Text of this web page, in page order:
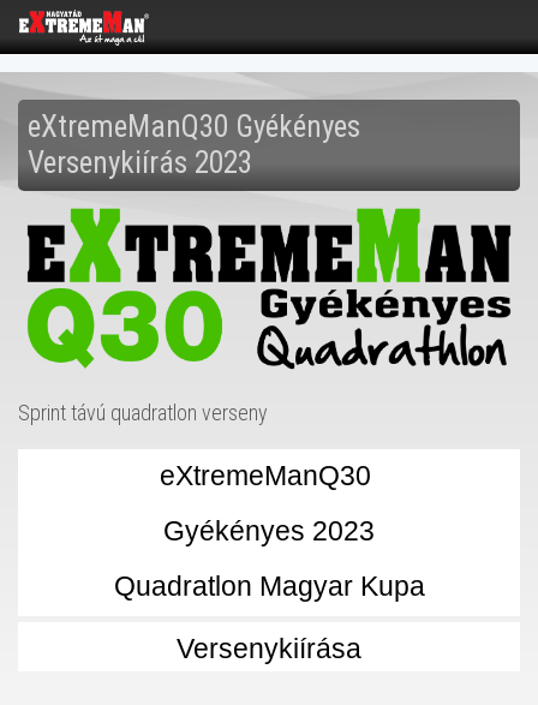
eXtremeManQ30 Gyékényes
Versenykiírás 2023
Sprint távú quadratlon verseny
eXtremeManQ30
Gyékényes 2023
Quadratlon Magyar Kupa
Versenykiírása